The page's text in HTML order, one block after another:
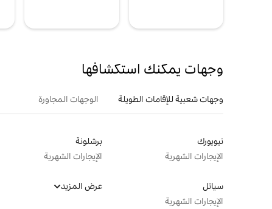
وجهات يمكنك استكشافها
وجهات شعبية للإقامات الطويلة الوجهات المجاورة
نيويورك
الإيجارات الشهرية
برشلونة
الإيجارات الشهرية
سياتل
الإيجارات الشهرية
عرض المزيد